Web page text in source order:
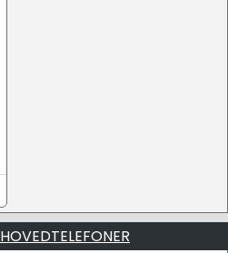
HOVEDTELEFONER